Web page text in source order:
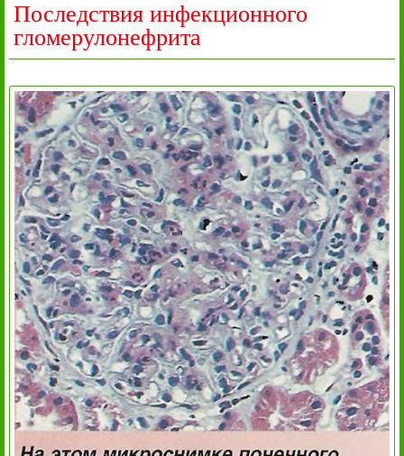
Последствия инфекционного
гломерулонефрита